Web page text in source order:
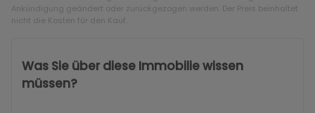
Ankündigung geändert oder zurückgezogen werden. Der Preis beinhaltet
nicht die Kosten für den Kauf.
Was Sie über diese Immobilie wissen
müssen?